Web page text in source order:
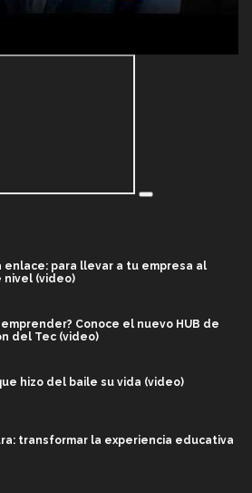
enlace: para llevar a tu empresa al
nivel (video)
Conoce el nuevo HUB de
del Tec (video)
hizo del baile su vida (video)
transformar la experiencia educativa